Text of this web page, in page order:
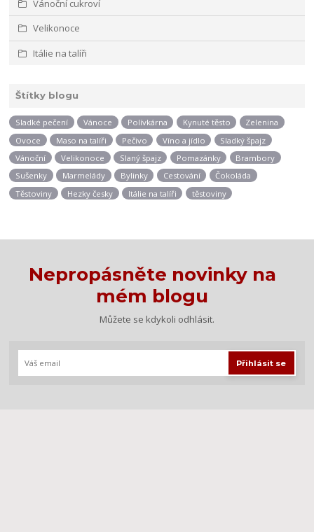
Vánoční cukroví
Velikonoce
Itálie na talíři
Štítky blogu
Sladké pečení Vánoce Polívkárna Kynuté těsto
Zelenina
Ovoce
Maso na talíři Pečivo Víno a jídlo
Sladký špajz
Vánoční
Velikonoce Slaný špajz Pomazánky
Brambory
Sušenky
Marmelády Bylinky Cestování
Čokoláda
Těstoviny
Hezky česky Itálie na talíři těstoviny
Nepropásněte novinky na
mém blogu
Můžete se kdykoli odhlásit.
Přihlásit se